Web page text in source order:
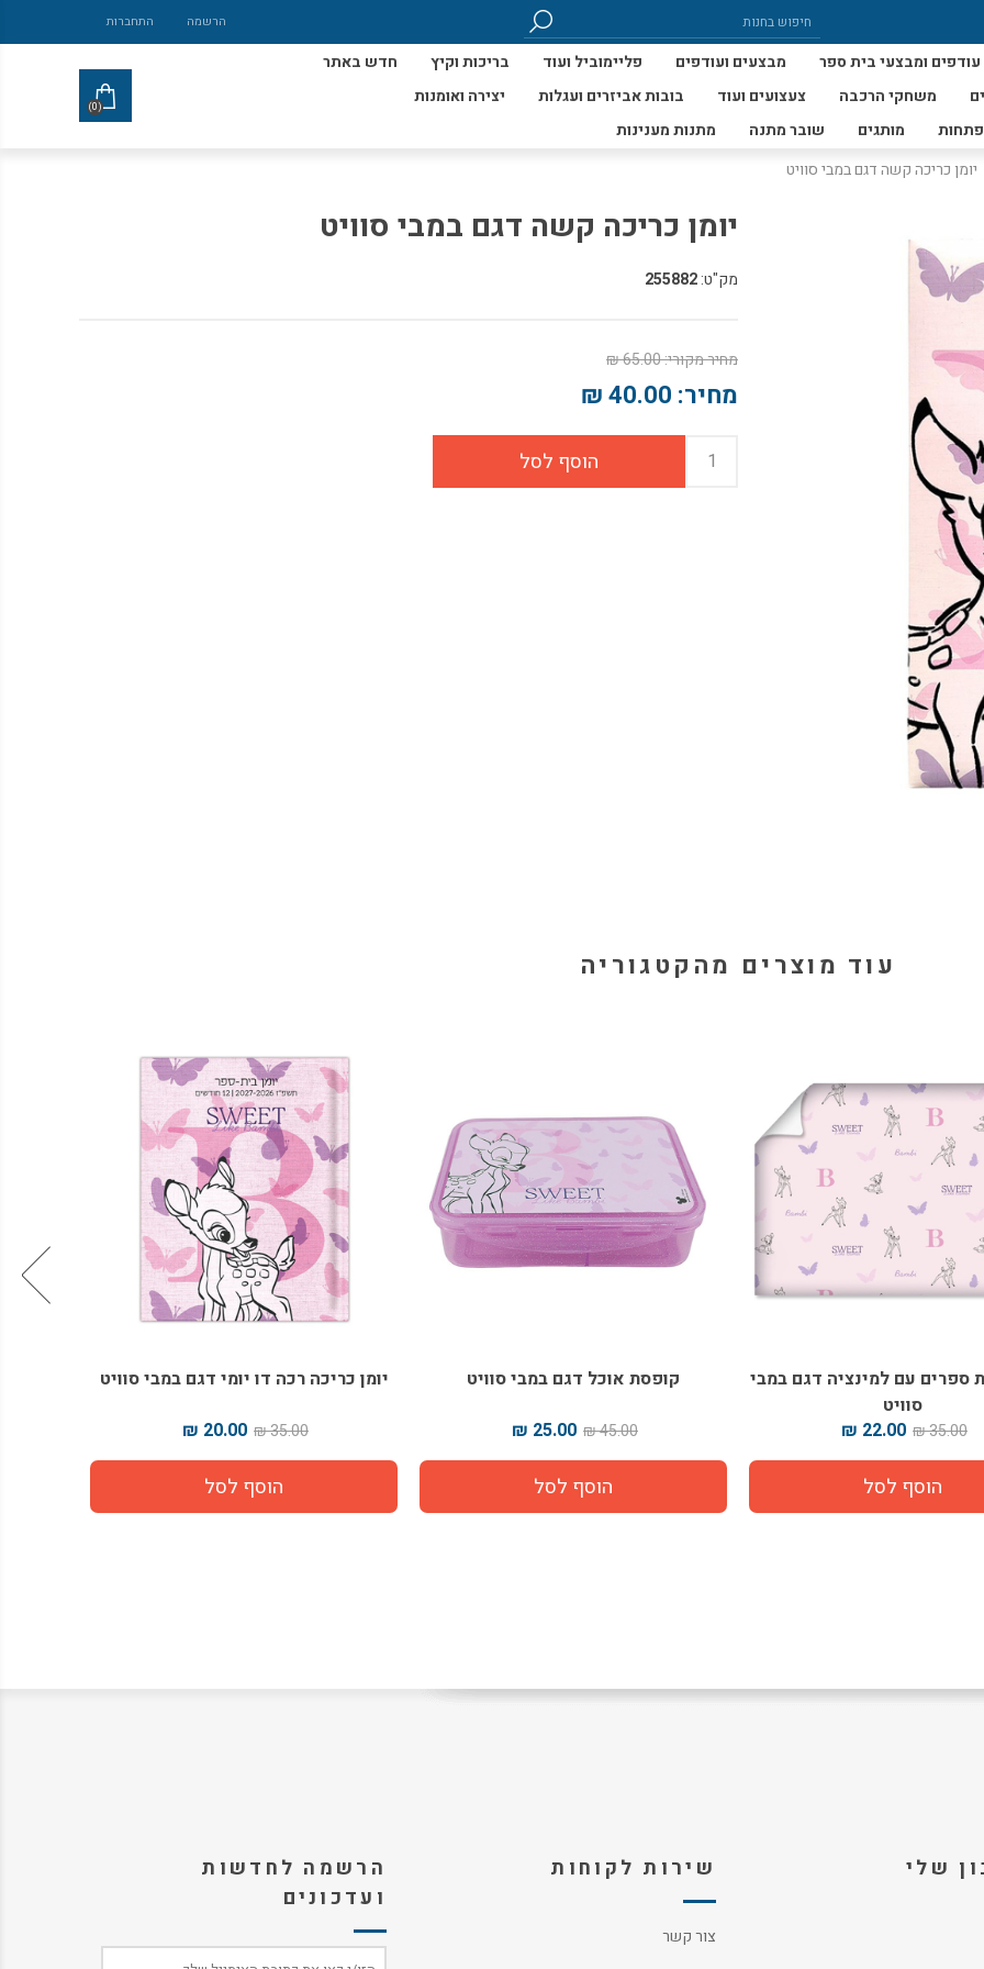
הרשמה התחברות
עודפים ומבצעי בית ספר מבצעים ועודפים פליימוביל ועוד בריכות וקיץ
חדש באתר
משחקי הרכבה צעצועים ועוד בובות אביזרים ועגלות
יצירה ואומנות
מותגים שובר מתנה מתנות מענינות
(0)
יומן כריכה קשה דגם במבי סוויט
יומן כריכה קשה דגם במבי סוויט
מק"ט:255882
מחיר מקורי:65.00 ₪
מחיר: 40.00 ₪
עוד מוצרים מהקטגוריה
קופסת אוכל דגם במבי סוויט
45.00 ₪
25.00 ₪
יומן כריכה רכה דו יומי דגם במבי סוויט
35.00 ₪
20.00 ₪
תיק גומי PP במבי סוויט
25.00 ₪
16.00 ₪
שלי שירות לקוחות
צור קשר
הרשמה לחדשות
ועדכונים